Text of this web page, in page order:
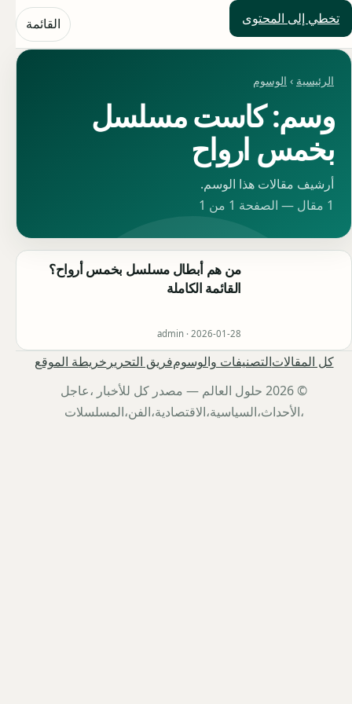
تخطي إلى المحتوى
حلول العالم القائمة
الرئيسية › الوسوم
وسم: كاست مسلسل
بخمس ارواح
أرشيف مقالات هذا الوسم.
1 مقال — الصفحة 1 من 1
من هم أبطال مسلسل بخمس أرواح؟
القائمة الكاملة
admin · 2026-01-28
كل المقالاتالتصنيفات والوسومفريق التحرير خريطة الموقع
© 2026 حلول العالم — مصدر كل للأخبار ،عاجل
،الأحداث،السياسية،الاقتصادية،الفن،المسلسلات